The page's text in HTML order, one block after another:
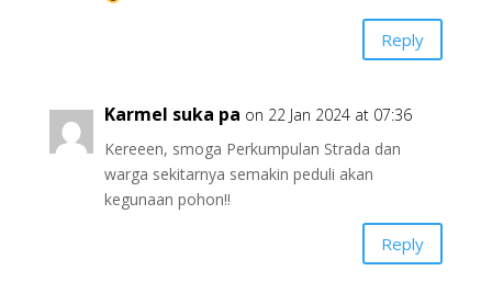
Reply
Karmel suka pa on 22 Jan 2024 at 07:36
Kereeen, smoga Perkumpulan Strada dan
warga sekitarnya semakin peduli akan
kegunaan pohon!!
Reply